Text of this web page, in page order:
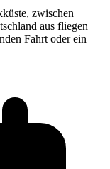
zwischen
aus fliegen
Fahrt oder ein